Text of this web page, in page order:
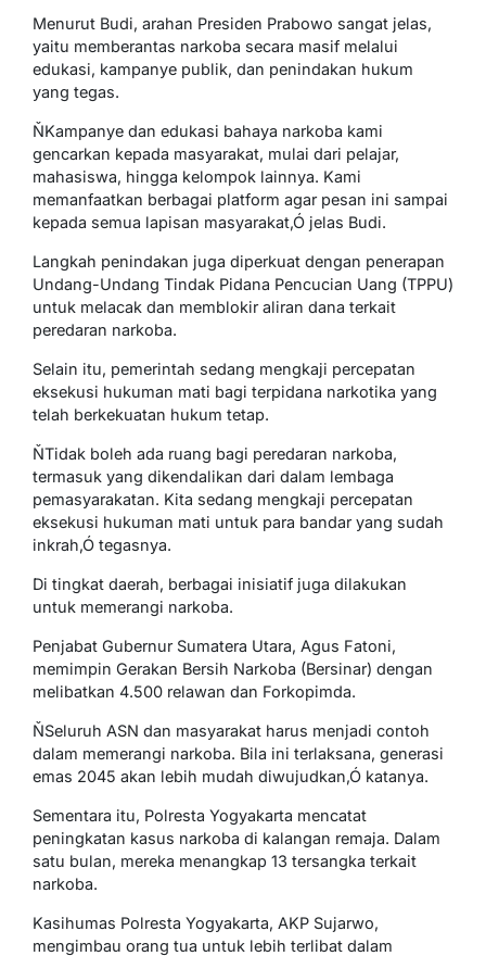
Menurut Budi, arahan Presiden Prabowo sangat jelas,
yaitu memberantas narkoba secara masif melalui
edukasi, kampanye publik, dan penindakan hukum
yang tegas.
ŇKampanye dan edukasi bahaya narkoba kami
gencarkan kepada masyarakat, mulai dari pelajar,
mahasiswa, hingga kelompok lainnya. Kami
memanfaatkan berbagai platform agar pesan ini sampai
kepada semua lapisan masyarakat,Ó jelas Budi.
Langkah penindakan juga diperkuat dengan penerapan
Undang-Undang Tindak Pidana Pencucian Uang (TPPU)
untuk melacak dan memblokir aliran dana terkait
peredaran narkoba.
Selain itu, pemerintah sedang mengkaji percepatan
eksekusi hukuman mati bagi terpidana narkotika yang
telah berkekuatan hukum tetap.
ŇTidak boleh ada ruang bagi peredaran narkoba,
termasuk yang dikendalikan dari dalam lembaga
pemasyarakatan. Kita sedang mengkaji percepatan
eksekusi hukuman mati untuk para bandar yang sudah
inkrah,Ó tegasnya.
Di tingkat daerah, berbagai inisiatif juga dilakukan
untuk memerangi narkoba.
Penjabat Gubernur Sumatera Utara, Agus Fatoni,
memimpin Gerakan Bersih Narkoba (Bersinar) dengan
melibatkan 4.500 relawan dan Forkopimda.
ŇSeluruh ASN dan masyarakat harus menjadi contoh
dalam memerangi narkoba. Bila ini terlaksana, generasi
emas 2045 akan lebih mudah diwujudkan,Ó katanya.
Sementara itu, Polresta Yogyakarta mencatat
peningkatan kasus narkoba di kalangan remaja. Dalam
satu bulan, mereka menangkap 13 tersangka terkait
narkoba.
Kasihumas Polresta Yogyakarta, AKP Sujarwo,
mengimbau orang tua untuk lebih terlibat dalam